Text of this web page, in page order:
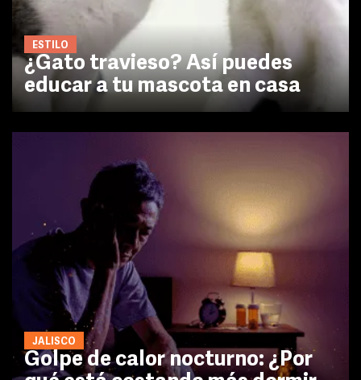
ESTILO
¿Gato travieso? Así puedes
educar a tu mascota en casa
JALISCO
Golpe de calor nocturno: ¿Por